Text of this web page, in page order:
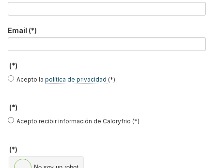
AEFYT, Asociación de Empresas del Frío y sus Tecnologías
Email (*)
(*)
Acepto la política de privacidad (*)
(*)
Acepto recibir información de Caloryfrio (*)
(*)